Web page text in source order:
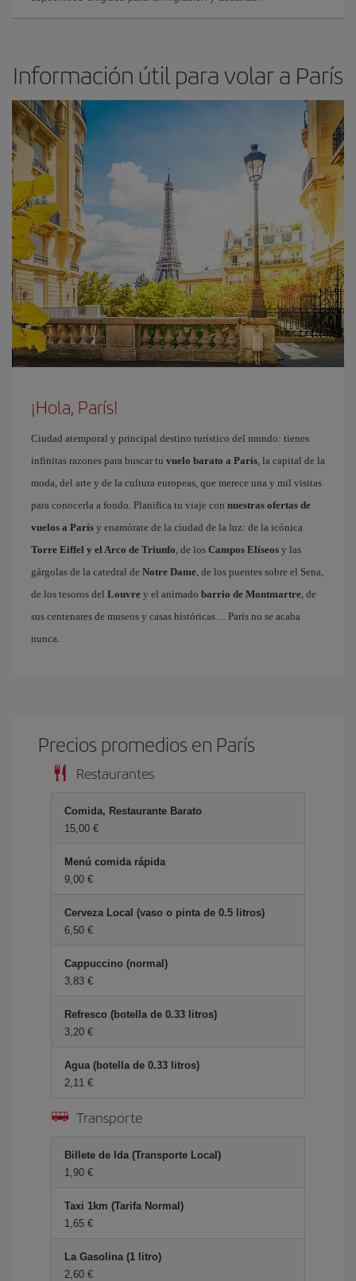
Información útil para volar a París
¡Hola, París!
Ciudad atemporal y principal destino turístico del mundo: tienes
infinitas razones para buscar tu vuelo barato a París, la capital de la
moda, del arte y de la cultura europeas, que merece una y mil visitas
para conocerla a fondo. Planifica tu viaje con nuestras ofertas de
vuelos a París y enamórate de la ciudad de la luz: de la icónica
Torre Eiffel y el Arco de Triunfo, de los Campos Elíseos y las
gárgolas de la catedral de Notre Dame, de los puentes sobre el Sena,
de los tesoros del Louvre y el animado barrio de Montmartre, de
sus centenares de museos y casas históricas… París no se acaba
nunca.
Precios promedios en París
Restaurantes
Comida, Restaurante Barato
15,00 €
Menú comida rápida
9,00 €
Cerveza Local (vaso o pinta de 0.5 litros)
6,50 €
Cappuccino (normal)
3,83 €
Refresco (botella de 0.33 litros)
3,20 €
Agua (botella de 0.33 litros)
2,11 €
Transporte
Billete de Ida (Transporte Local)
1,90 €
Taxi 1km (Tarifa Normal)
1,65 €
La Gasolina (1 litro)
2,60 €